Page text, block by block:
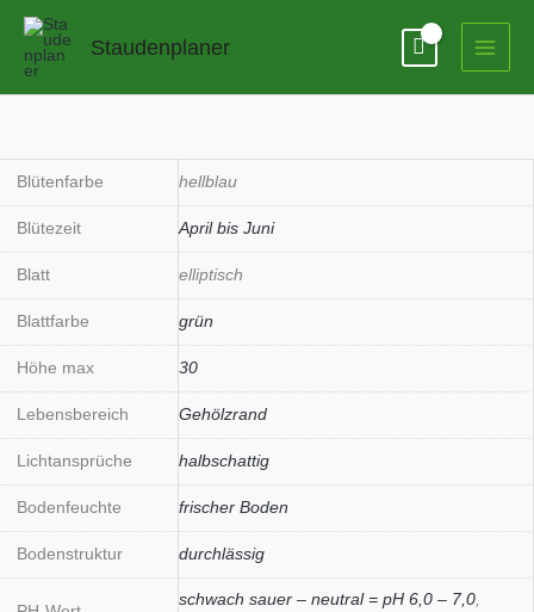
Zum
springen
Staudenplaner
Blütenfarbe hellblau
Blütezeit April bis Juni
Blatt elliptisch
Blattfarbe grün
Höhe max 30
Lebensbereich Gehölzrand
Lichtansprüche halbschattig
Bodenfeuchte frischer Boden
Bodenstruktur durchlässig
schwach sauer – neutral = pH 6,0 – 7,0
Perfume'
Menge